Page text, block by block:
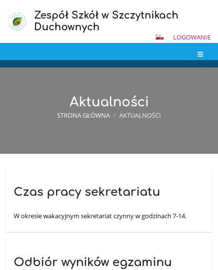
Zespół Szkół w Szczytnikach
Duchownych
LOGOWANIE
Aktualności
STRONA GŁÓWNA / AKTUALNOŚCI
Czas pracy sekretariatu
W okresie wakacyjnym sekretariat czynny w godzinach 7-14.
Odbiór wyników egzaminu